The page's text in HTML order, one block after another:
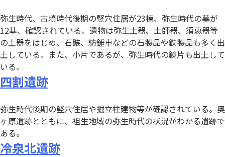
弥生時代、古墳時代後期の竪穴住居が23棟、弥生時代の墓が
12基、確認されている。遺物は弥生土器、土師器、須恵器等
の土器をはじめ、石鏃、紡錘車などの石製品や鉄製品も多く出
土している。また、小片であるが、弥生時代の鏡片も出土して
いる。
四割遺跡
弥生時代後期の竪穴住居や掘立柱建物等が確認されている。奥
ヶ原遺跡とともに、祖生地域の弥生時代の状況がわかる遺跡で
ある。
冷泉北遺跡